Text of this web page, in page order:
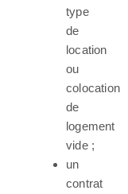
type
de
location
ou
colocation
de
logement
vide ;
un
contrat